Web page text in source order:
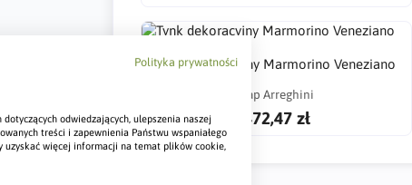
Polityka prywatności
odwiedzających, ulepszenia naszej
treści i zapewnienia Państwu wspaniałego
uzyskać więcej informacji na temat plików cookie,
Tynk dekoracyjny Marmorino Veneziano
Cap Arreghini
472,47 zł